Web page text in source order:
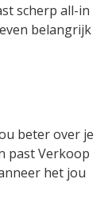
scherp all-in
belangrijk
beter over je
past Verkoop
het jou